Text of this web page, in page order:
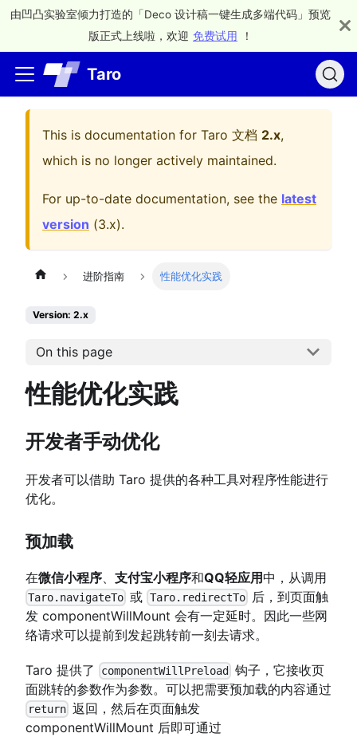
由凹凸实验室倾力打造的「Deco 设计稿一键生成多端代码」预览
版正式上线啦，欢迎 免费试用 ！
Taro
This is documentation for Taro 文档 2.x,
which is no longer actively maintained.
For up-to-date documentation, see the latest
version (3.x).
进阶指南 性能优化实践
Version: 2.x
On this page
性能优化实践
开发者手动优化
开发者可以借助 Taro 提供的各种工具对程序性能进行
优化。
预加载
在微信小程序 支付宝小程序和QQ轻应用中，从调用
Taro.navigateTo 或 Taro.redirectTo后，到页面触
发 componentWillMount 会有一定延时。因此一些网
络请求可以提前到发起跳转前一刻去请求。
Taro 提供了 componentWillPreload
钩子，它接收页
面跳转的参数作为参数。可以把需要预加载的内容通过
return 返回，然后在页面触发
componentWillMount 后即可通过